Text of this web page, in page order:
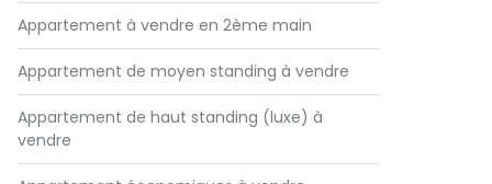
Appartement à vendre en 2ème main
Appartement de moyen standing à vendre
Appartement de haut standing (luxe) à
vendre